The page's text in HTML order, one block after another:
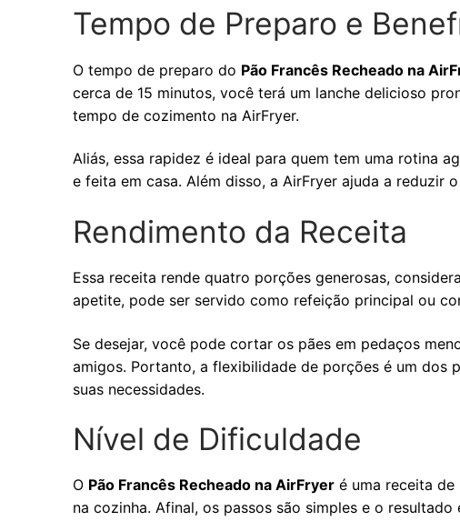
Tempo de Preparo e
O tempo de preparo do Pão Francês Recheado na
cerca de 15 minutos, você terá um lanche delicioso
tempo de cozimento na AirFryer.
Aliás, essa rapidez é ideal para quem tem uma rotina
e feita em casa. Além disso, a AirFryer ajuda a reduzir
Rendimento da Receita
Essa receita rende quatro porções generosas,
apetite, pode ser servido como refeição principal ou
Se desejar, você pode cortar os pães em pedaços
amigos. Portanto, a flexibilidade de porções é um dos
suas necessidades.
Nível de Dificuldade
O Pão Francês Recheado na AirFryer é uma receita
na cozinha. Afinal, os passos são simples e o resultado